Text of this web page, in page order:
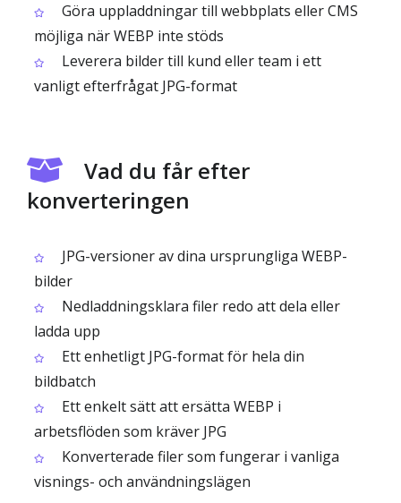
Göra uppladdningar till webbplats eller CMS
möjliga när WEBP inte stöds
Leverera bilder till kund eller team i ett
vanligt efterfrågat JPG-format
Vad du får efter
konverteringen
JPG-versioner av dina ursprungliga WEBP-
bilder
Nedladdningsklara filer redo att dela eller
ladda upp
Ett enhetligt JPG-format för hela din
bildbatch
Ett enkelt sätt att ersätta WEBP i
arbetsflöden som kräver JPG
Konverterade filer som fungerar i vanliga
visnings- och användningslägen